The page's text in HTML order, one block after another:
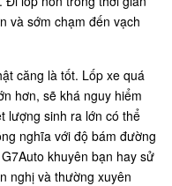
và sớm chạm đến vạch
căng là tốt. Lốp xe quá
hơn, sẽ khá nguy hiểm
lượng sinh ra lớn có thể
nghĩa với độ bám đường
khuyên bạn hay sử
nghị và thường xuyên